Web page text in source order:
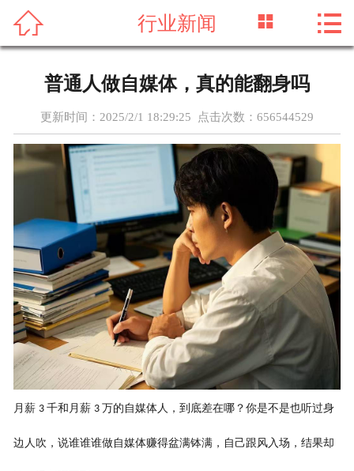
 首页
服务项目
成功案例
实力团队
联系我们
 行业新闻  
普通人做自媒体，真的能翻身吗
更新时间：2025/2/1 18:29:25 点击次数： 656544529
月薪 3 千和月薪 3 万的自媒体人，到底差在哪？你是不是也听过身
边人吹，说谁谁谁做自媒体赚得盆满钵满，自己跟风入场，结果却